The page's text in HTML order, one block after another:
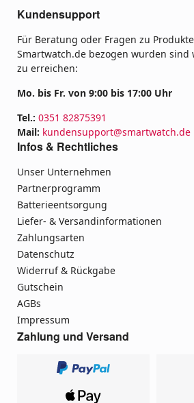
Kundensupport
Für Beratung oder Fragen zu
Smartwatch.de bezogen wurden
zu erreichen:
Mo. bis Fr. von 9:00 bis 17:00 Uhr
Tel.: 0351 82875391
Mail: kundensupport@smartwatch.de
Infos & Rechtliches
Unser Unternehmen
Partnerprogramm
Batterieentsorgung
Liefer- & Versandinformationen
Zahlungsarten
Datenschutz
Widerruf & Rückgabe
Gutschein
AGBs
Impressum
Zahlung und Versand